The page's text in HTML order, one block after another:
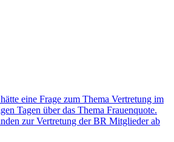
eine Frage zum Thema Vertretung im
Tagen über das Thema Frauenquote.
zur Vertretung der BR Mitglieder ab